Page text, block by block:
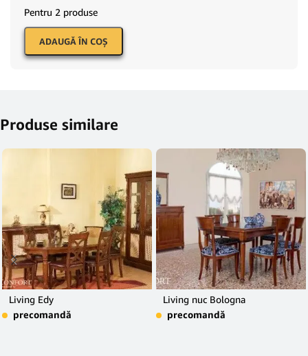
Pentru 2 produse
ADAUGĂ ÎN COŞ
Produse similare
Living Edy
precomandă
Living nuc Bologna
precomandă